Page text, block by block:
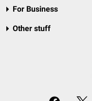
For Business
Other stuff